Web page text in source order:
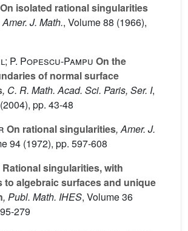
On isolated rational singularities
Amer. J. Math., Volume 88 (1966),
P. Popescu-Pampu On the
of normal surface
, C. R. Math. Acad. Sci. Paris, Ser. I,
(2004), pp. 43-48
On rational singularities, Amer. J.
94 (1972), pp. 597-608
Rational singularities, with
to algebraic surfaces and unique
, Publ. Math. IHES, Volume 36
279